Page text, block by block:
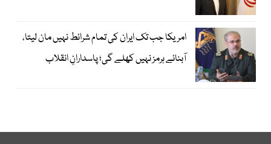
امریکا جب تک ایران کی تمام شرائط نہیں مان لیتا،
آبنائے ہرمز نہیں کھلے گی؛ پاسدارانِ انقلاب